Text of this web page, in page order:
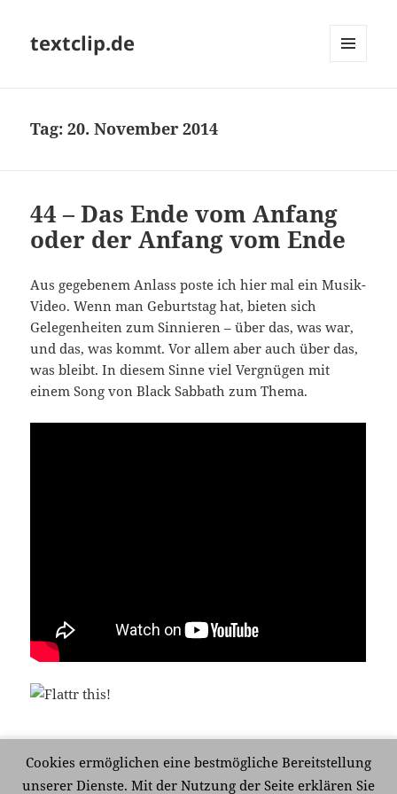
textclip.de
Tag:20. November 2014
44 – Das Ende vom Anfang
oder der Anfang vom Ende
Aus gegebenem Anlass poste ich hier mal ein Musik-
Video. Wenn man Geburtstag hat, bieten sich
Gelegenheiten zum Sinnieren – über das, was war,
und das, was kommt. Vor allem aber auch über das,
was bleibt. In diesem Sinne viel Vergnügen mit
einem Song von Black Sabbath zum Thema.
Veröffentlicht
20. November 2014 Kategorien
Analog und Digital,Musik Schlagwörter
Alter,
Geburtstag Lebenszeit
Schreibe einen Kommentarzu 44 – Das Ende vom Anfang oder der
Cookies ermöglichen eine bestmögliche Bereitstellung
unserer Dienste. Mit der Nutzung der Seite erklären Sie